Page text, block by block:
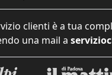
clienti è a tua
una mail a